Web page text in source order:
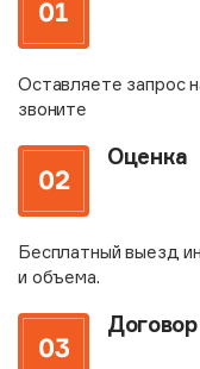
Оставляете запрос
звоните
Оценка
Бесплатный выезд
и объема.